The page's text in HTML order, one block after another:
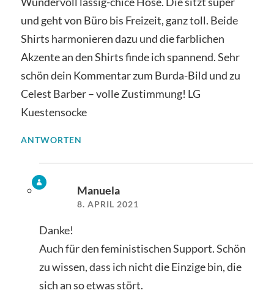
und geht von Büro bis Freizeit, ganz toll. Beide
Shirts harmonieren dazu und die farblichen
Akzente an den Shirts finde ich spannend. Sehr
schön dein Kommentar zum Burda-Bild und zu
Celest Barber – volle Zustimmung! LG
Kuestensocke
ANTWORTEN
Manuela
8. APRIL 2021
Danke!
Auch für den feministischen Support. Schön
zu wissen, dass ich nicht die Einzige bin, die
sich an so etwas stört.